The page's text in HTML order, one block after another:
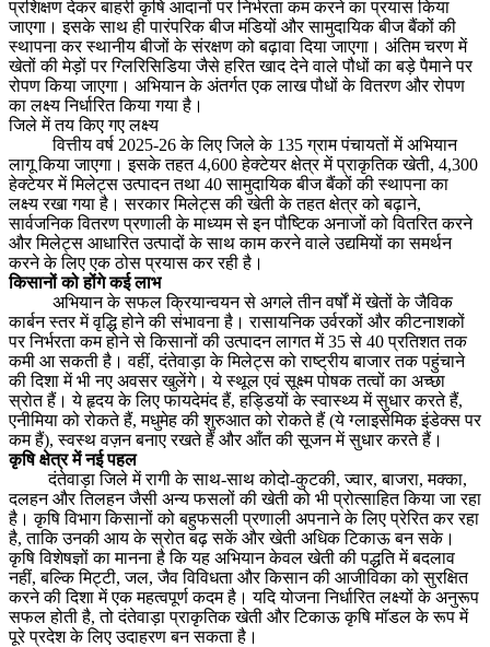
प्रशिक्षण देकर बाहरी कृषि आदानों पर निर्भरता कम करने का प्रयास किया
जाएगा। इसके साथ ही पारंपरिक बीज मंडियों और सामुदायिक बीज बैंकों की
स्थापना कर स्थानीय बीजों के संरक्षण को बढ़ावा दिया जाएगा। अंतिम चरण में
खेतों की मेड़ों पर ग्लिरिसिडिया जैसे हरित खाद देने वाले पौधों का बड़े पैमाने पर
रोपण किया जाएगा। अभियान के अंतर्गत एक लाख पौधों के वितरण और रोपण
का लक्ष्य निर्धारित किया गया है।
जिले में तय किए गए लक्ष्य
वित्तीय वर्ष 2025-26 के लिए जिले के 135 ग्राम पंचायतों में अभियान
लागू किया जाएगा। इसके तहत 4,600 हेक्टेयर क्षेत्र में प्राकृतिक खेती, 4,300
हेक्टेयर में मिलेट्स उत्पादन तथा 40 सामुदायिक बीज बैंकों की स्थापना का
लक्ष्य रखा गया है। सरकार मिलेट्स की खेती के तहत क्षेत्र को बढ़ाने,
सार्वजनिक वितरण प्रणाली के माध्यम से इन पौष्टिक अनाजों को वितरित करने
और मिलेट्स आधारित उत्पादों के साथ काम करने वाले उद्यमियों का समर्थन
करने के लिए एक ठोस प्रयास कर रही है।
किसानों को होंगे कई लाभ
अभियान के सफल क्रियान्वयन से अगले तीन वर्षों में खेतों के जैविक
कार्बन स्तर में वृद्धि होने की संभावना है। रासायनिक उर्वरकों और कीटनाशकों
पर निर्भरता कम होने से किसानों की उत्पादन लागत में 35 से 40 प्रतिशत तक
कमी आ सकती है। वहीं, दंतेवाड़ा के मिलेट्स को राष्ट्रीय बाजार तक पहुंचाने
की दिशा में भी नए अवसर खुलेंगे। ये स्थूल एवं सूक्ष्म पोषक तत्वों का अच्छा
स्रोत हैं। ये हृदय के लिए फायदेमंद हैं, हड्डियों के स्वास्थ्य में सुधार करते हैं,
एनीमिया को रोकते हैं, मधुमेह की शुरुआत को रोकते हैं (ये ग्लाइसेमिक इंडेक्स पर
कम हैं), स्वस्थ वज़न बनाए रखते हैं और आँत की सूजन में सुधार करते हैं।
कृषि क्षेत्र में नई पहल
दंतेवाड़ा जिले में रागी के साथ-साथ कोदो-कुटकी, ज्वार, बाजरा, मक्का,
दलहन और तिलहन जैसी अन्य फसलों की खेती को भी प्रोत्साहित किया जा रहा
है। कृषि विभाग किसानों को बहुफसली प्रणाली अपनाने के लिए प्रेरित कर रहा
है, ताकि उनकी आय के स्रोत बढ़ सकें और खेती अधिक टिकाऊ बन सके।
कृषि विशेषज्ञों का मानना है कि यह अभियान केवल खेती की पद्धति में बदलाव
नहीं, बल्कि मिट्टी, जल, जैव विविधता और किसान की आजीविका को सुरक्षित
करने की दिशा में एक महत्वपूर्ण कदम है। यदि योजना निर्धारित लक्ष्यों के अनुरूप
सफल होती है, तो दंतेवाड़ा प्राकृतिक खेती और टिकाऊ कृषि मॉडल के रूप में
पूरे प्रदेश के लिए उदाहरण बन सकता है।